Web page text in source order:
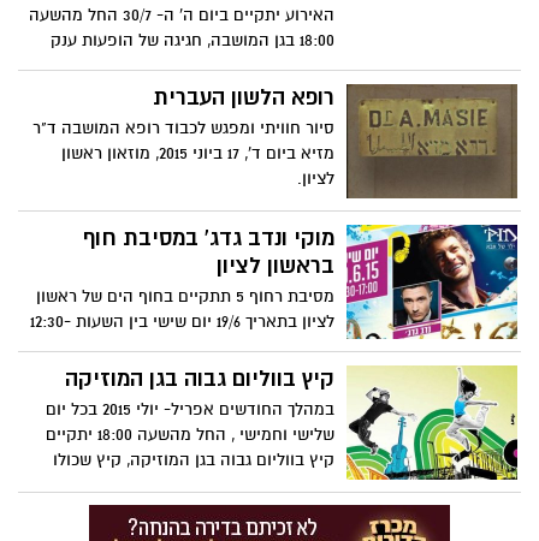
האירוע יתקיים ביום ה' ה- 30/7 החל מהשעה
18:00 בגן המושבה, חגיגה של הופעות ענק
ואטרקציות לכל המשפחה. במופע המרכזי
יהודית רביץ.
רופא הלשון העברית
סיור חוויתי ומפגש לכבוד רופא המושבה ד"ר
מזיא ביום ד', 17 ביוני 2015, מוזאון ראשון
לציון.
מוקי ונדב גדג' במסיבת חוף
בראשון לציון
מסיבת רחוף 5 תתקיים בחוף הים של ראשון
לציון בתאריך 19/6 יום שישי בין השעות 12:30-
17:00. מופע מרכזי-מוקי, אמן אורח נדב גדג' -
הכניסה חופשית
קיץ בווליום גבוה בגן המוזיקה
במהלך החודשים אפריל- יולי 2015 בכל יום
שלישי וחמישי , החל מהשעה 18:00 יתקיים
קיץ בווליום גבוה בגן המוזיקה, קיץ שכולו
בקליק.